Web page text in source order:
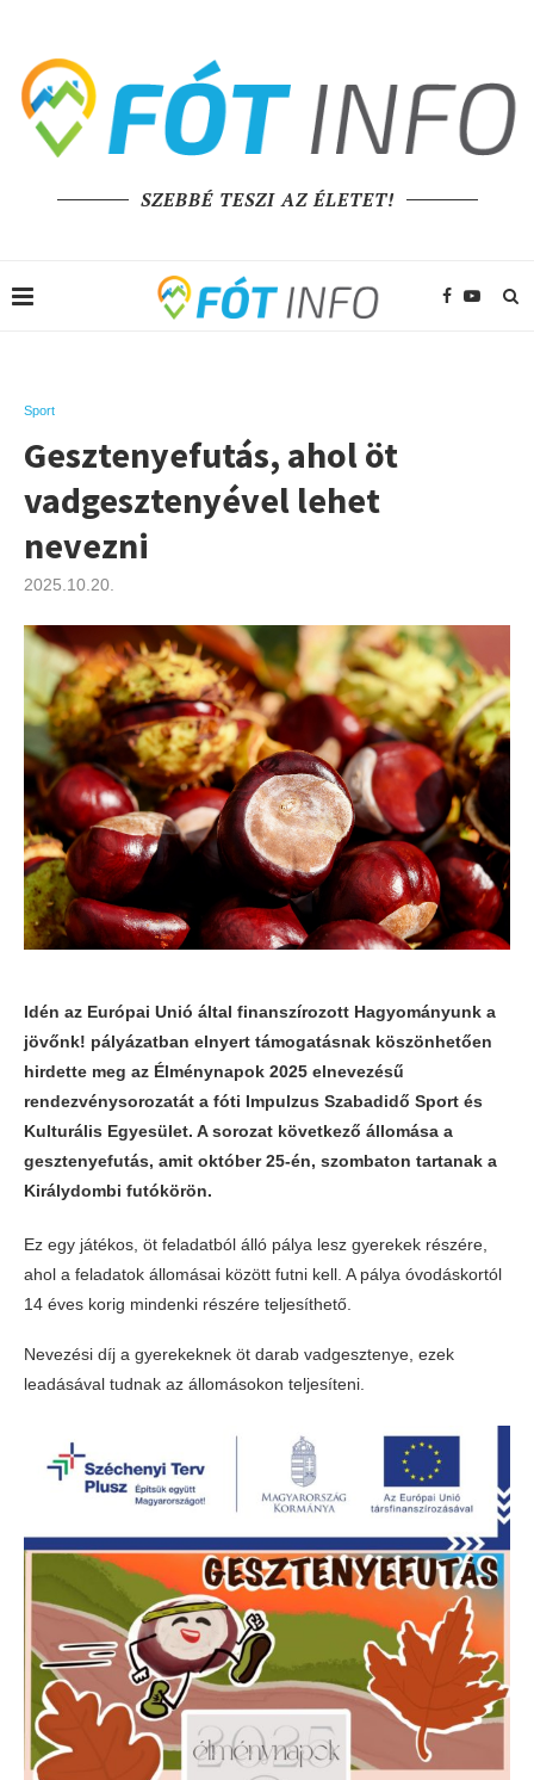
SZEBBÉ TESZI AZ ÉLETET!
Sport
Gesztenyefutás, ahol öt
vadgesztenyével lehet
nevezni
2025.10.20.
Idén az Európai Unió által finanszírozott Hagyományunk a
jövőnk! pályázatban elnyert támogatásnak köszönhetően
hirdette meg az Élménynapok 2025 elnevezésű
rendezvénysorozatát a fóti Impulzus Szabadidő Sport és
Kulturális Egyesület. A sorozat következő állomása a
gesztenyefutás, amit október 25-én, szombaton tartanak a
Királydombi futókörön.
Ez egy játékos, öt feladatból álló pálya lesz gyerekek részére,
ahol a feladatok állomásai között futni kell. A pálya óvodáskortól
14 éves korig mindenki részére teljesíthető.
Nevezési díj a gyerekeknek öt darab vadgesztenye, ezek
leadásával tudnak az állomásokon teljesíteni.